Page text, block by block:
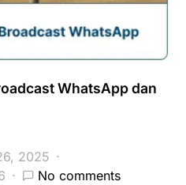
WhatsApp dan
2025
No comments